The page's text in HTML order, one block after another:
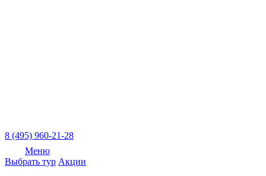
8 (495) 960-21-28
Меню
Выбрать тур Акции